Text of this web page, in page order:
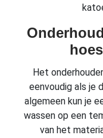
Het
eenvoudig als je
algemeen kun je
wassen op een
van het